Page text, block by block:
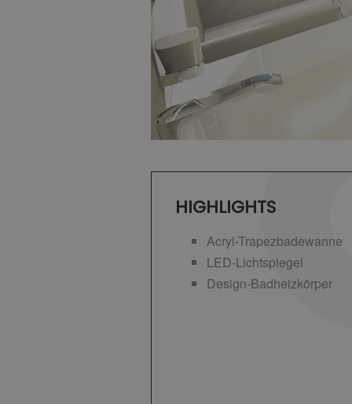
HIGHLIGHTS
Acryl-Trapezbadewanne
LED-Lichtspiegel
Design-Badheizkörper